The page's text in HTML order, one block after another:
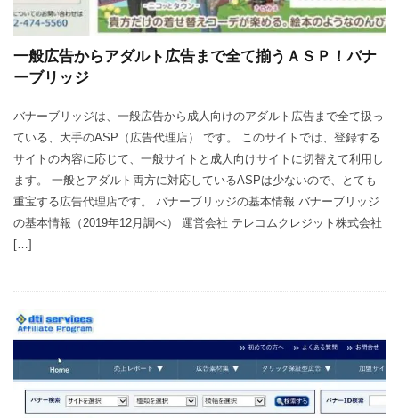
一般広告からアダルト広告まで全て揃うＡＳＰ！バナ
ーブリッジ
バナーブリッジは、一般広告から成人向けのアダルト広告まで全て扱っ
ている、大手のASP（広告代理店） です。 このサイトでは、登録する
サイトの内容に応じて、一般サイトと成人向けサイトに切替えて利用し
ます。 一般とアダルト両方に対応しているASPは少ないので、とても
重宝する広告代理店です。 バナーブリッジの基本情報 バナーブリッジ
の基本情報（2019年12月調べ） 運営会社 テレコムクレジット株式会社
[…]